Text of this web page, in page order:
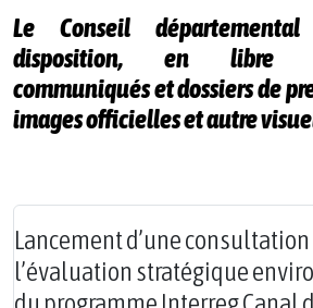
Le Conseil
disposition, en libre
communiqués et dossiers de
images officielles et autre
Lancement d’une
l’évaluation stratégique
du programme Interreg Canal